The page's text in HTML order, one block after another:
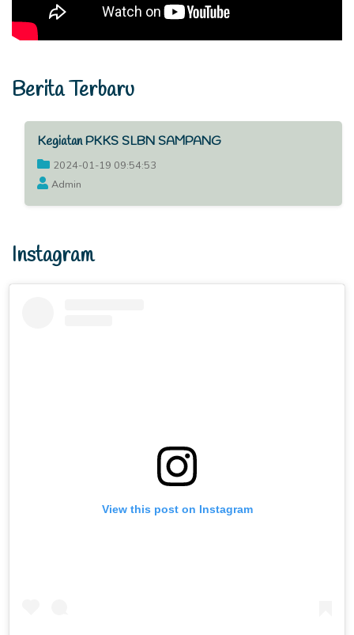
Berita Terbaru
Kegiatan PKKS SLBN SAMPANG
2024-01-19 09:54:53
Admin
Instagram
View this post on Instagram